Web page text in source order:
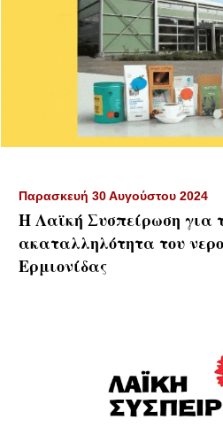
Παρασκευή 30 Αυγούστου 2024
Η Λαϊκή Συσπείρωση για
ακαταλληλότητα του
Ερμιονίδας